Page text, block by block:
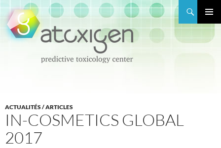
Recherche
MENU
CONTENU
ACTUALITÉS / ARTICLES
IN-COSMETICS GLOBAL
2017